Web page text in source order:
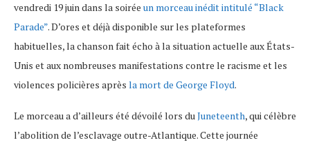
vendredi 19 juin dans la soirée un morceau inédit intitulé “Black
Parade”. D’ores et déjà disponible sur les plateformes
habituelles, la chanson fait écho à la situation actuelle aux États-
Unis et aux nombreuses manifestations contre le racisme et les
violences policières après la mort de George Floyd.
Le morceau a d’ailleurs été dévoilé lors duJuneteenth, qui célèbre
l’abolition de l’esclavage outre-Atlantique. Cette journée